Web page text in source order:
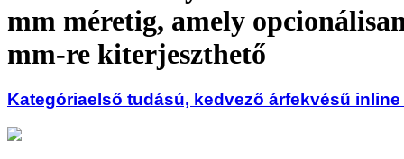
mm méretig, amely
mm-re kiterjeszthető
Kategóriaelső tudású, kedvező árfekvésű